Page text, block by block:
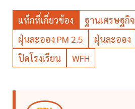
แท็กที่เกี่ยวข้อง ฐานเศรษฐกิจ
ฝุ่นละออง PM 2.5
ฝุ่นละออง
ปิดโรงเรียน
WFH